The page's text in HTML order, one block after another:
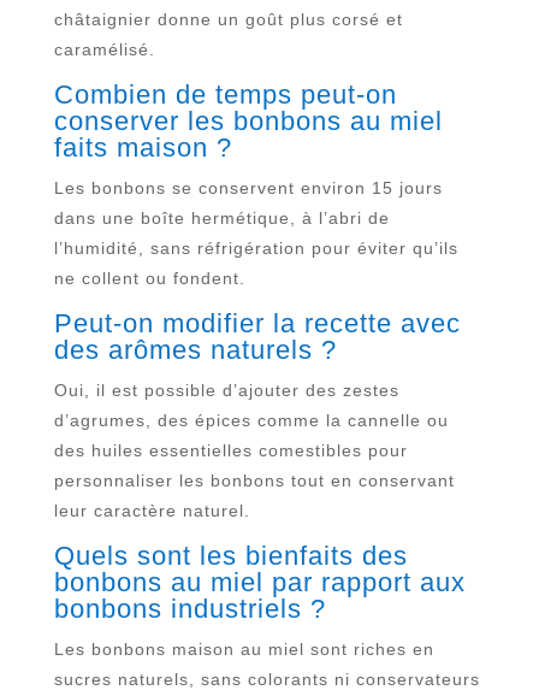
châtaignier donne un goût plus corsé et
caramélisé.
Combien de temps peut-on
conserver les bonbons au miel
faits maison ?
Les bonbons se conservent environ 15 jours
dans une boîte hermétique, à l’abri de
l’humidité, sans réfrigération pour éviter qu’ils
ne collent ou fondent.
Peut-on modifier la recette avec
des arômes naturels ?
Oui, il est possible d’ajouter des zestes
d’agrumes, des épices comme la cannelle ou
des huiles essentielles comestibles pour
personnaliser les bonbons tout en conservant
leur caractère naturel.
Quels sont les bienfaits des
bonbons au miel par rapport aux
bonbons industriels ?
Les bonbons maison au miel sont riches en
sucres naturels, sans colorants ni conservateurs